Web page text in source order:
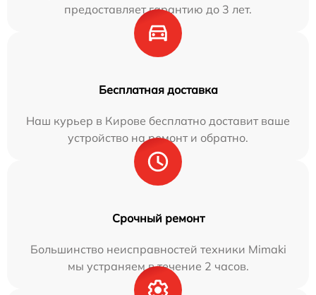
предоставляет гарантию до 3 лет.
Бесплатная доставка
Наш курьер в Кирове бесплатно доставит ваше
устройство на ремонт и обратно.
Срочный ремонт
Большинство неисправностей техники Mimaki
мы устраняем в течение 2 часов.